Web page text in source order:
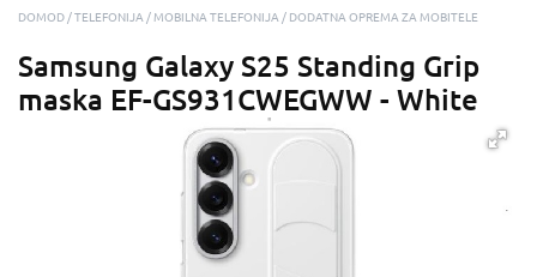
DOMOD TELEFONIJA MOBILNA TELEFONIJA DODATNA OPREMA ZA MOBITELE
Samsung Galaxy S25 Standing Grip
maska EF-GS931CWEGWW - White